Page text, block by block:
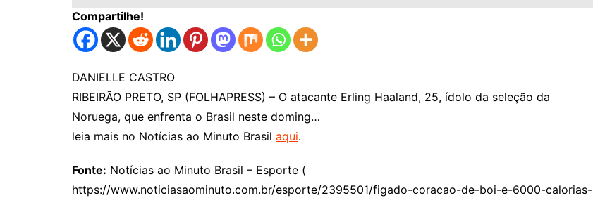
Compartilhe!
DANIELLE CASTRO
RIBEIRÃO PRETO, SP (FOLHAPRESS) – O atacante Erling Haaland, 25, ídolo da seleção da
Noruega, que enfrenta o Brasil neste doming…
leia mais no Notícias ao Minuto Brasil aqui.
Fonte: Notícias ao Minuto Brasil – Esporte (
https://www.noticiasaominuto.com.br/esporte/2395501/figado-coracao-de-boi-e-6000-calorias-